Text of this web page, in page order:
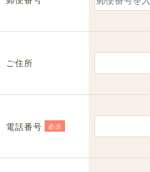
ご住所
電話番号 必須